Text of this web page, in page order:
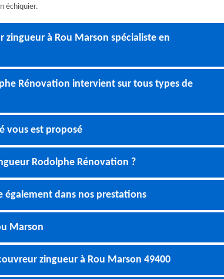
échiquier.
à Rou Marson spécialiste en
Rénovation intervient sur tous types de
vous est proposé
Rodolphe Rénovation ?
également dans nos prestations
Marson
zingueur à Rou Marson 49400